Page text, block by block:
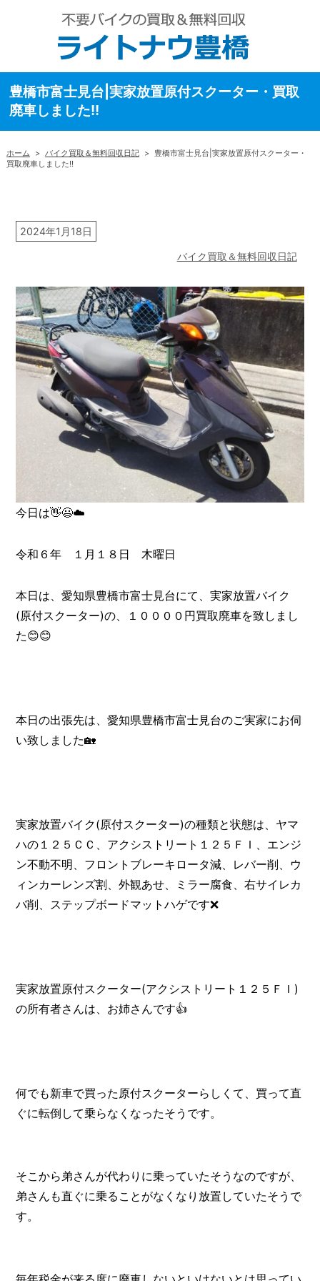
豊橋市富士見台|実家放置原付スクーター・買取
廃車しました!!
ホーム > バイク買取＆無料回収日記 > 豊橋市富士見台|実家放置原付スクーター・
買取廃車しました!!
2024年1月18日
バイク買取＆無料回収日記
今日は👋😃☁️
令和６年 １月１８日 木曜日
本日は、愛知県豊橋市富士見台にて、実家放置バイク
(原付スクーター)の、１００００円買取廃車を致しまし
た😊😊
本日の出張先は、愛知県豊橋市富士見台のご実家にお伺
い致しました🏡
実家放置バイク(原付スクーター)の種類と状態は、ヤマ
ハの１２５ＣＣ、アクシストリート１２５ＦＩ、エンジ
ン不動不明、フロントブレーキロータ減、レバー削、ウ
ィンカーレンズ割、外観あせ、ミラー腐食、右サイレカ
バ削、ステップボードマットハゲです❌
実家放置原付スクーター(アクシストリート１２５ＦＩ)
の所有者さんは、お姉さんです👍️
何でも新車で買った原付スクーターらしくて、買って直
ぐに転倒して乗らなくなったそうです。
そこから弟さんが代わりに乗っていたそうなのですが、
弟さんも直ぐに乗ることがなくなり放置していたそうで
す。